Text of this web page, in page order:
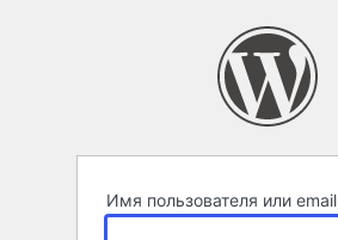
Имя пользователя или email